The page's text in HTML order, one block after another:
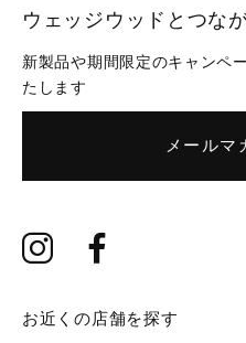
ウェッジウッドとつな
新製品や期間限定のキャンペ
たします
メールマ
お近くの店舗を探す